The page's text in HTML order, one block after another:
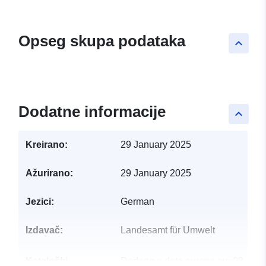
keyboard_arrow_up
Opseg skupa podataka
keyboard_arrow_up
Dodatne informacije
Kreirano: 29 January 2025
Ažurirano: 29 January 2025
Jezici: German
Izdavač: Landesamt für Umwelt